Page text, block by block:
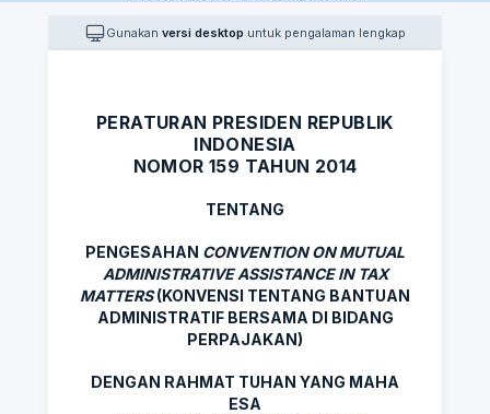
Gunakan versi desktop untuk pengalaman lengkap
PERATURAN PRESIDEN REPUBLIK
INDONESIA
NOMOR 159 TAHUN 2014
TENTANG
PENGESAHAN CONVENTION ON MUTUAL
ADMINISTRATIVE ASSISTANCE IN TAX
MATTERS(KONVENSI TENTANG BANTUAN
ADMINISTRATIF BERSAMA DI BIDANG
PERPAJAKAN)
DENGAN RAHMAT TUHAN YANG MAHA
ESA